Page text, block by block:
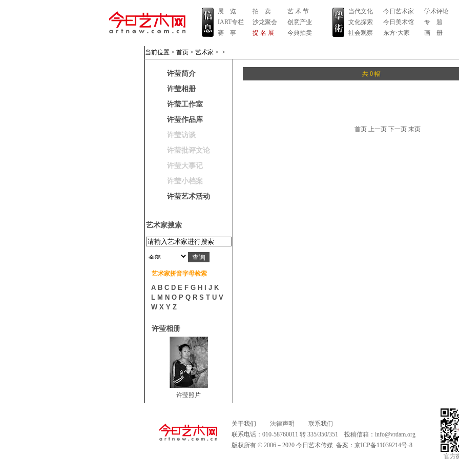
展 览
IART专栏
赛 事
拍 卖
沙龙聚会
提 名 展
艺 术 节
创意产业
今典拍卖
当代文化
文化探索
社会观察
今日艺术家
今日美术馆
东方·大家
学术评论
专 题
画 册
当前位置 > 首页 > 艺术家 > >
许莹简介
许莹相册
许莹工作室
许莹作品库
许莹访谈
许莹批评文论
许莹大事记
许莹小档案
许莹艺术活动
艺术家搜索
艺术家拼音字母检索
A B C D E F G H J K
L M N O P Q R S T U V
W X Y Z
许莹相册
许莹照片
共 0 幅
首页 上一页 下一页 末页
关于我们 法律声明
联系我们
联系电话：010-58760011 转 335/350/351 投稿信箱： info@vrdam.org
版权所有 © 2006－2020 今日艺术传媒 备案： 京ICP备11039214号-8
官方